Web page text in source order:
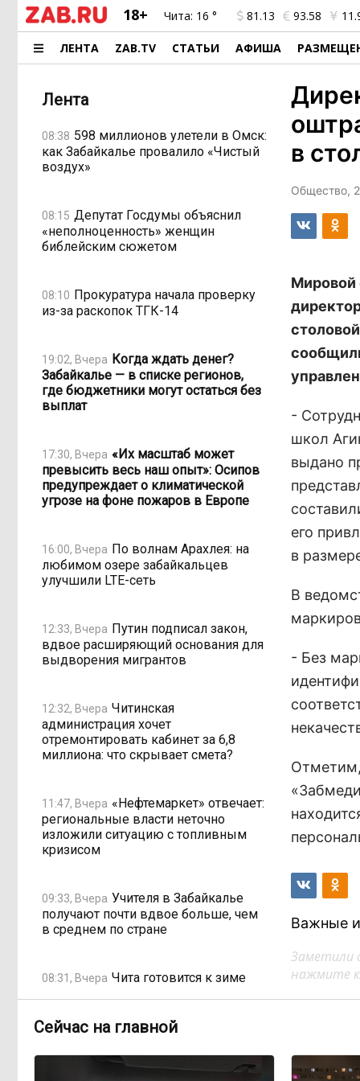
18+ Чита: 16 ° 81.13 93.58
ЛЕНТА ZAB.TV СТАТЬИ АФИША
Лента
08:38 598 миллионов улетели в Омск:
как Забайкалье провалило «Чистый
воздух»
08:15 Депутат Госдумы объяснил
«неполноценность» женщин
библейским сюжетом
08:10 Прокуратура начала проверку
из-за раскопок ТГК-14
19:02, Вчера Когда ждать денег?
Забайкалье — в списке регионов,
где бюджетники могут остаться без
выплат
17:30, Вчера «Их масштаб может
превысить весь наш опыт»: Осипов
предупреждает о климатической
угрозе на фоне пожаров в Европе
16:00, Вчера По волнам Арахлея: на
любимом озере забайкальцев
улучшили LTE-сеть
12:33, Вчера Путин подписал закон,
вдвое расширяющий основания для
выдворения мигрантов
12:32, Вчера Читинская
администрация хочет
отремонтировать кабинет за 6,8
миллиона: что скрывает смета?
11:47, Вчера «Нефтемаркет» отвечает:
региональные власти неточно
изложили ситуацию с топливным
кризисом
09:33, Вчера Учителя в Забайкалье
получают почти вдвое больше, чем
в среднем по стране
08:31, Вчера Чита готовится к зиме
08:02, Вчера
Лес, которого нет в
в
Общество,
Мировой
-
школ
выдано
его
в
В
- Без
Отметим,
Важные
Заметили
нажмите
Сейчас на главной